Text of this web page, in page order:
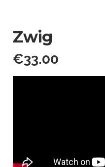
Zwig
€33.00